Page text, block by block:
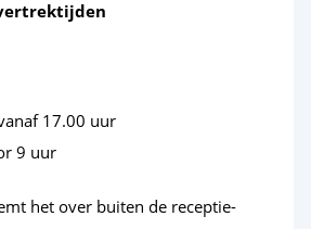
17.00 uur
9 uur
het over buiten de receptie-